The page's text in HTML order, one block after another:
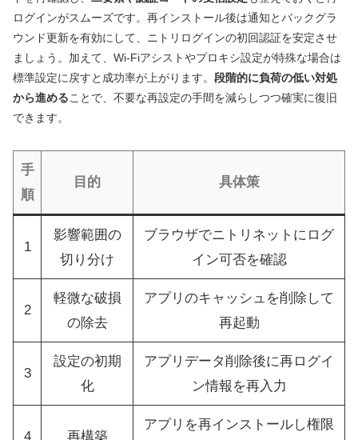
ログインがスムーズです。再インストール後は通知とバックグラ
ウンド更新を有効にして、ニトリログインの初回認証を安定させ
ましょう。加えて、Wi‑Fiアシストやプロキシ設定が特殊な場合は
標準設定に戻すと成功率が上がります。 段階的に負荷の低い対処
から進めることで、不要な再設定の手間を減らしつつ確実に復旧
できます。
手
順
目的 具体策
1
影響範囲の
切り分け
ブラウザでニトリネットにログ
イン可否を確認
2
軽微な破損
の除去
アプリのキャッシュを削除して
再起動
3
設定の初期
化
アプリデータ削除後に再ログイ
ン情報を再入力
4 再構築
アプリを再インストールし権限